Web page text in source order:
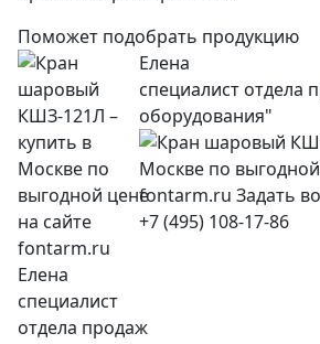
Поможет подобрать продукцию
Елена
специалист отдела
оборудования"
+7 (495) 108-17-86